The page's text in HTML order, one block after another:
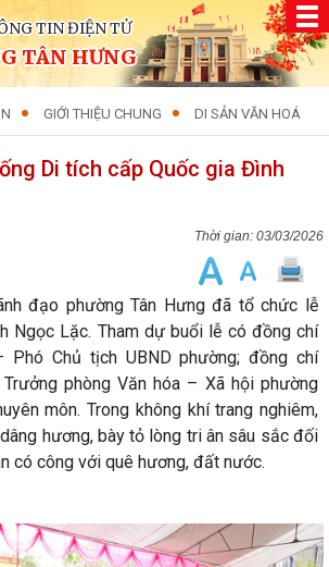
TIN ĐIỆN TỬ
TÂN HƯNG
GIỚI THIỆU CHUNG DI SẢN VĂN HOÁ
Di tích cấp Quốc gia Đình
03/03/2026
đạo phường Tân Hưng đã tổ chức lễ
Ngọc Lặc. Tham dự buổi lễ có đồng chí
Phó Chủ tịch UBND phường; đồng chí
phòng Văn hóa – Xã hội phường
môn. Trong không khí trang nghiêm,
hương, bày tỏ lòng tri ân sâu sắc đối
có công với quê hương, đất nước.